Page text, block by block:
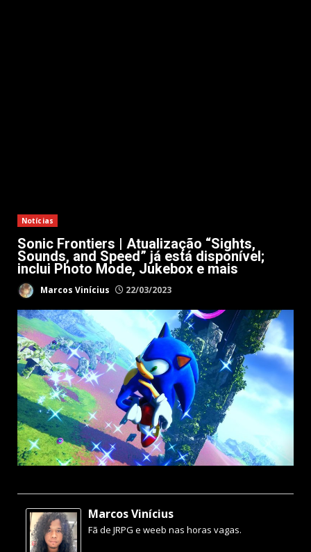
Notícias
Sonic Frontiers | Atualização “Sights,
Sounds, and Speed” já está disponível;
inclui Photo Mode, Jukebox e mais
Marcos Vinícius 22/03/2023
Marcos Vinícius
Fã de JRPG e weeb nas horas vagas.